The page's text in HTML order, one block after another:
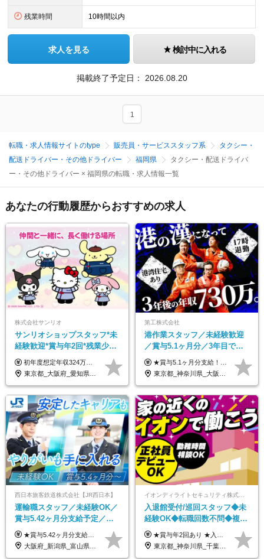
残業時間 10時間以内
求人を見る 検討中に入れる
掲載終了予定日： 2026.08.20
1
転職・求人情報サイトのtype 販売員・サービススタッフ系
タクシー・
配送ドライバー・その他ドライバー
福岡県
タクシー・配送ドライバ
ー・その他ドライバー × 福岡県の転職・求人情報一覧
あなたの行動履歴からおすすめの求人
株式会社サンリオ
サンリオショップスタッフ*未
経験歓迎*賞与年2回*残業少な
め*産育休取得実績豊富*可愛
い制服*社割有
初年度想定年収324万円～690万円！ ◆全国一律 月給230,000円～＋賞与＋通勤手当＋役職手当＋時間外手当 《手当充実！》 ＊昇給/年1回 ＊賞与/年2回（7月/12月） ＊通勤手当：交通費支給（規定あり） ＊時間外手当 ＊販売職手当 ＊役職手当 《キャリアパス》 ▼店長（32歳）／年収400万円 ▼トレーナー（37歳）／年収500万円 ▼SV（40歳）／年収570万円 ※SVとして活躍された場合、574万円以上に昇給も目指せます。 日頃のお店での頑張りをしっかり評価する体制を整えており、 ご自身の努力次第で昇給する制度を用意しています！ 《ゆくゆくは・・・》 ■店舗スタッフをとりまとめ、お店づくりを主体で行う店長へ ■複数店舗を統括するトレーナーへとキャリアアップ ■様々な規模の店舗を経験しSVとして活躍した後は、本社の教育担当や店舗支援を担う本部スタッフとして活躍いただけます。 ※経験・能力を考慮の上、当社規定により優遇いたします。 ※入社日から6カ月間の試用期間あり。その間の待遇に差異はありません。
東京都_大阪府_愛知県_北海道_栃木県_静岡県_兵庫県_京都府_福岡県
第工株式会社
港作業スタッフ／未経験歓迎
／賞与5.1ヶ月分／3年目で年
収730万円も可／食事手当あり
／年休120日以上
★賞与5.1ヶ月分支給！ ★入社3年目・30代で年収730万円の先輩も活躍中！ ★入社1年目・20代で月収29万円の実績あり 月給：22.5万円～30.5万円＋各種手当＋賞与年2回＋残業代全額支給 ※経験・能力などを考慮のうえ決定します ※上記月給には食事手当(5000円／月）を含みます ※残業代は分単位で100％支給いたします ※試用期間3ヶ月。その間の給与・待遇に差異はありません 【月収例】 ◆33.5万円／31歳 入社7か月 ◆38.5万円／32歳 入社1年目 ◆48.4万円／44歳 入社12年目 ※経験・能力などを考慮のうえ決定 ※月収・給与例には休日手当も含みます 【手当詳細】 ◆交通費規定支給（上限3万5000円／月） ◆時間外手当全額支給 ◆休日出勤手当 ◆港湾住宅あり（1R・2万円台～） ◆資格取得支援制度：全額負担 ◆地域手当：関東地区1万円／月
東京都_神奈川県_大阪府_愛知県_兵庫県
西日本旅客鉄道株式会社【JR西日本】
運輸職スタッフ／未経験OK／
賞与5.42ヶ月分支給予定／残
業月11h程／年休119日+有給
平均18.7日
★賞与5.42ヶ月分支給予定あり！ （大卒以上）月給24万1,692円～39万5,780円＋各種手当＋賞与2回 （高卒以上）月給22万2,662円～39万5,780円＋各種手当＋賞与2回 ※上記は2025年度新卒支払額（京阪神地区）となります ※勤務地・学歴で異なり、ご経験・能力等をふまえた金額を加算します ※残業代は別途全額支給します ※当社規程に基づき決定します ※試用期間あり（3ヶ月／待遇に変更はありません） ※基本給以外の諸手当として扶養・職務・時間外・通勤手当等を支給します ※京阪神地区以外の勤務地の場合 月給（大卒）23万0,706円～／月給（高卒）21万2,541円～となります
大阪府_新潟県_富山県_石川県_福井県_三重県_兵庫県_京都府_滋賀県_奈良県_和歌山県_広島県_岡山県_鳥取県_島根県_山口県_福岡県
入退館受付/巡回スタッフ◆未
経験OK◆転職回数不問◆複数
勤務地で募集中◆ブランクあ
りOK◆室内業務がメイン
★賞与年2回あり ★入社祝い金3万円支給 ★出産祝い金や育児支援金などの手当も充実！ ≪給与モデル≫ 【東京】基本給27万2780円/月給＋時間外手当（25h） 【愛知】基本給25万4990円/月給＋時間外手当（25h） 【大阪】基本給25万4990円/月給＋時間外手当（25h） 【福岡】基本給23万7200円/月給＋時間外手当（25h） -------------- ▽各地の給与は下記をご確認ください！ ■北海道 月給20万円～ ■東北 月給20万円～ ■北関東 埼玉／月給22万5000円～ 茨城・群馬・新潟／月給20万円～ ■南関東 東京・神奈川／月給23万円～ 千葉／月給22万5000円～ 山梨／月給20万円～ ■中部 愛知／月給21万5000円～ 長野・岐阜・三重／月給20万円～ ■関西 大阪／月給21万5000円～ 京都・兵庫／月給21万円～ 滋賀・奈良／月給20万円～ ■中四国 岡山・山口・四国・広島／月給20万円～ ■九州 福岡・鹿児島・長崎／月給20万円～
東京都_神奈川県_千葉県_北海道_福島県_長野県_岐阜県_三重県_京都府_福岡県